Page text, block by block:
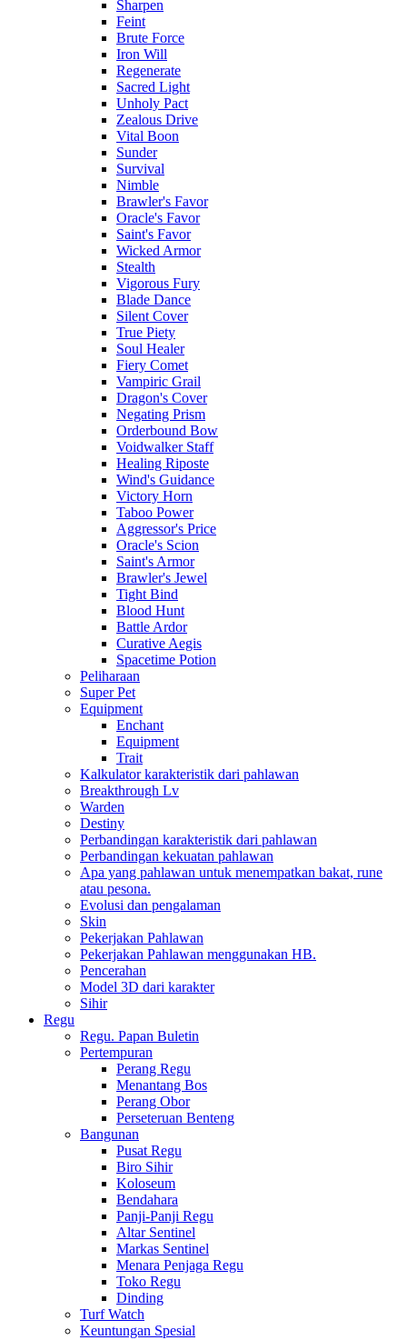
Sharpen
Feint
Brute Force
Iron Will
Regenerate
Sacred Light
Unholy Pact
Zealous Drive
Vital Boon
Sunder
Survival
Nimble
Brawler's Favor
Oracle's Favor
Saint's Favor
Wicked Armor
Stealth
Vigorous Fury
Blade Dance
Silent Cover
True Piety
Soul Healer
Fiery Comet
Vampiric Grail
Dragon's Cover
Negating Prism
Orderbound Bow
Voidwalker Staff
Healing Riposte
Wind's Guidance
Victory Horn
Taboo Power
Aggressor's Price
Oracle's Scion
Saint's Armor
Brawler's Jewel
Tight Bind
Blood Hunt
Battle Ardor
Curative Aegis
Spacetime Potion
Peliharaan
Super Pet
Equipment
Enchant
Equipment
Trait
Kalkulator karakteristik dari pahlawan
Breakthrough Lv
Warden
Destiny
Perbandingan karakteristik dari pahlawan
Perbandingan kekuatan pahlawan
Apa yang pahlawan untuk menempatkan bakat, rune
atau pesona.
Evolusi dan pengalaman
Skin
Pekerjakan Pahlawan
Pekerjakan Pahlawan menggunakan HB.
Pencerahan
Model 3D dari karakter
Sihir
Regu
Regu. Papan Buletin
Pertempuran
Perang Regu
Menantang Bos
Perang Obor
Perseteruan Benteng
Bangunan
Pusat Regu
Biro Sihir
Koloseum
Bendahara
Panji-Panji Regu
Altar Sentinel
Markas Sentinel
Menara Penjaga Regu
Toko Regu
Dinding
Turf Watch
Keuntungan Spesial